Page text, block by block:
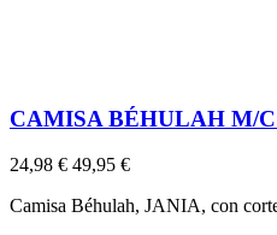
CAMISA BÉHULAH M/
24,98 € 49,95 €
Camisa Béhulah, JANIA, con